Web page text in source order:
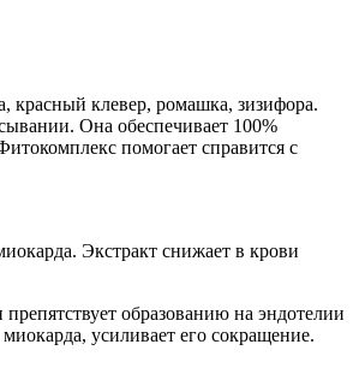
красный клевер, ромашка, зизифора.
Она обеспечивает 100%
помогает справится с
Экстракт снижает в крови
образованию на эндотелии
усиливает его сокращение.